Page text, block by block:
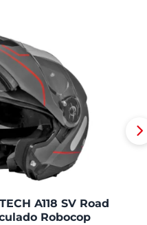
A118 SV Road
Robocop